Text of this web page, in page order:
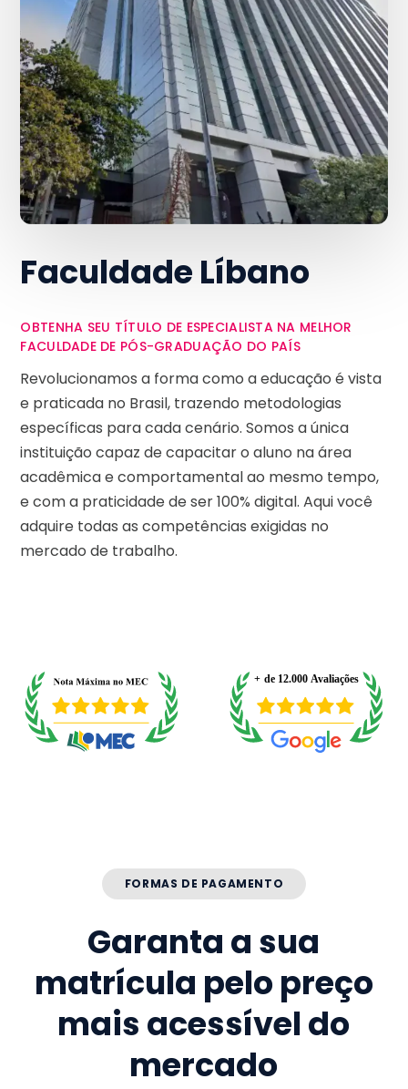
Faculdade Líbano
OBTENHA SEU TÍTULO DE ESPECIALISTA NA MELHOR
FACULDADE DE PÓS-GRADUAÇÃO DO PAÍS
Revolucionamos a forma como a educação é vista
e praticada no Brasil, trazendo metodologias
específicas para cada cenário. Somos a única
instituição capaz de capacitar o aluno na área
acadêmica e comportamental ao mesmo tempo,
e com a praticidade de ser 100% digital. Aqui você
adquire todas as competências exigidas no
mercado de trabalho.
FORMAS DE PAGAMENTO
Garanta a sua
matrícula pelo preço
mais acessível do
mercado